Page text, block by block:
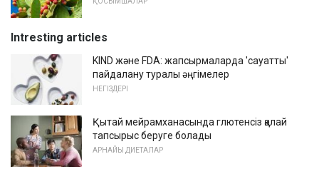
Intresting articles
KIND және FDA: жапсырмаларда 'сауатты'
пайдалану туралы әңгімелер
НЕГІЗДЕРІ
Қытай мейрамханасында глютенсіз қалай
тапсырыс беруге болады
АРНАЙЫ ДИЕТАЛАР